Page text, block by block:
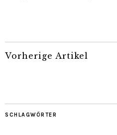
Vorherige Artikel
SCHLAGWÖRTER